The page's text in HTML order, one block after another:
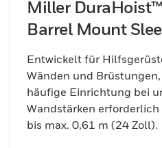
Miller
Barrel Mount
Entwickelt für
Wänden und
häufige Einrichtung bei
Wandstärken
bis max. 0,61 m (24 Zoll).